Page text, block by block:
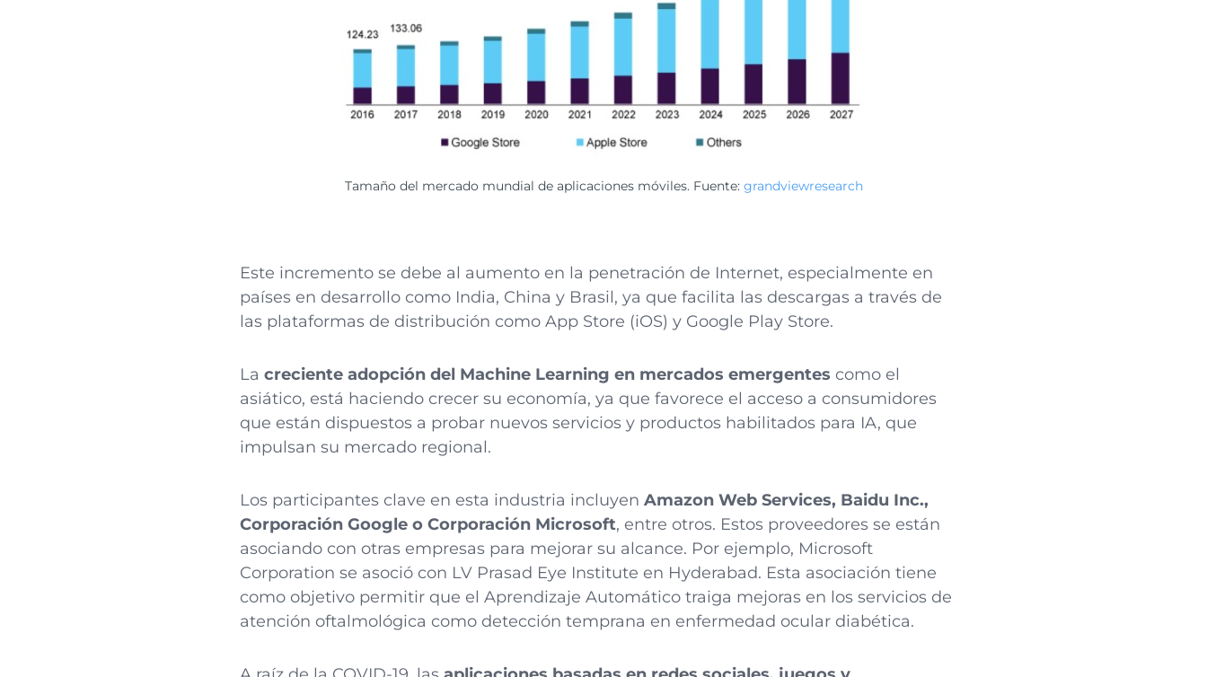
Tamaño del mercado mundial de aplicaciones móviles. Fuente: grandviewresearch
Este incremento se debe al aumento en la penetración de Internet, especialmente en
países en desarrollo como India, China y Brasil, ya que facilita las descargas a través de
las plataformas de distribución como App Store (iOS) y Google Play Store.
La creciente adopción del Machine Learning en mercados emergentes como el
asiático, está haciendo crecer su economía, ya que favorece el acceso a consumidores
que están dispuestos a probar nuevos servicios y productos habilitados para IA, que
impulsan su mercado regional.
Los participantes clave en esta industria incluyen Amazon Web Services, Baidu Inc.,
Corporación Google o Corporación Microsoft, entre otros. Estos proveedores se están
asociando con otras empresas para mejorar su alcance. Por ejemplo, Microsoft
Corporation se asoció con LV Prasad Eye Institute en Hyderabad. Esta asociación tiene
como objetivo permitir que el Aprendizaje Automático traiga mejoras en los servicios de
atención oftalmológica como detección temprana en enfermedad ocular diabética.